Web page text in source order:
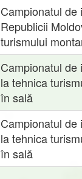
Campionatul de
Republicii
turismului
Campionatul de
la tehnica
în sală
Campionatul de
la tehnica
în sală